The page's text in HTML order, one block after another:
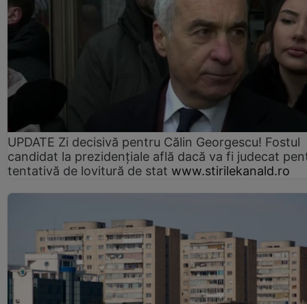
UPDATE Zi decisivă pentru Călin Georgescu! Fostul
candidat la prezidențiale află dacă va fi judecat
tentativă de lovitură de stat www.stirilekanald.ro